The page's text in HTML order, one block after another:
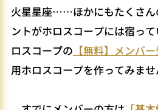
火星星座……ほかにもたくさん
ントがホロスコープには宿っ
ロスコープの 【無料】メンバ
用ホロスコープを作ってみませ